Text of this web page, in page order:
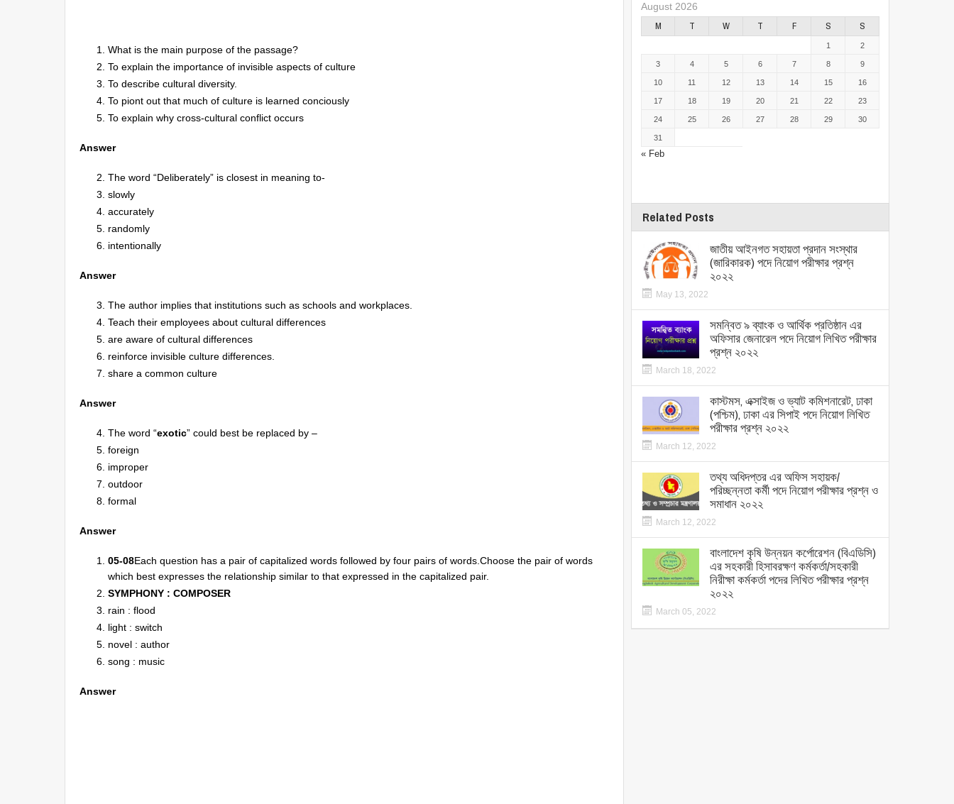
What is the main purpose of the passage?
To explain the importance of invisible aspects of culture
To describe cultural diversity.
To piont out that much of culture is learned conciously
To explain why cross-cultural conflict occurs
Answer
The word “Deliberately” is closest in meaning to-
slowly
accurately
randomly
intentionally
Answer
The author implies that institutions such as schools and workplaces.
Teach their employees about cultural differences
are aware of cultural differences
reinforce invisible culture differences.
share a common culture
Answer
The word “exotic” could best be replaced by –
foreign
improper
outdoor
formal
Answer
05-08Each question has a pair of capitalized words followed by four pairs of words.Choose the pair of words
which best expresses the relationship similar to that expressed in the capitalized pair.
SYMPHONY : COMPOSER
rain : flood
light : switch
novel : author
song : music
Answer
August 2026
M T W T F S S
« Feb
1 2
3 4 5 6 7 8 9
10 11 12 13 14 15 16
17 18 19 20 21 22 23
24 25 26 27 28 29 30
31
Related Posts
জাতীয় আইনগত সহায়তা প্রদান সংস্থার
(জারিকারক) পদে নিয়োগ পরীক্ষার প্রশ্ন
২০২২
May 13, 2022
সমন্বিত ৯ ব্যাংক ও আর্থিক প্রতিষ্ঠান এর
অফিসার জেনারেল পদে নিয়োগ লিখিত পরীক্ষার
প্রশ্ন ২০২২
March 18, 2022
কাস্টমস, এক্সাইজ ও ভ্যাট কমিশনারেট, ঢাকা
(পশ্চিম), ঢাকা এর সিপাই পদে নিয়োগ লিখিত
পরীক্ষার প্রশ্ন ২০২২
March 12, 2022
তথ্য অধিদপ্তর এর অফিস সহায়ক/
পরিচ্ছন্নতা কর্মী পদে নিয়োগ পরীক্ষার প্রশ্ন ও
সমাধান ২০২২
March 12, 2022
বাংলাদেশ কৃষি উন্নয়ন কর্পোরেশন (বিএডিসি)
এর সহকারী হিসাবরক্ষণ কর্মকর্তা/সহকারী
নিরীক্ষা কর্মকর্তা পদের লিখিত পরীক্ষার প্রশ্ন
২০২২
March 05, 2022